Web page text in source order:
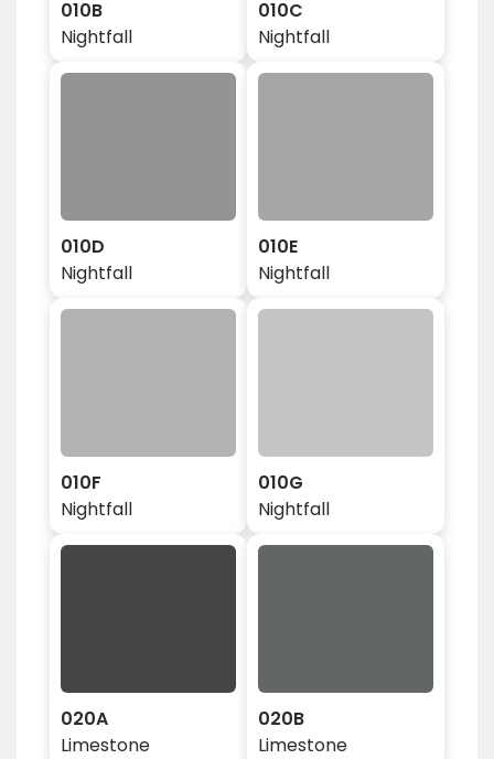
010B
Nightfall
010C
Nightfall
010D
Nightfall
010E
Nightfall
010F
Nightfall
010G
Nightfall
020A
Limestone
020B
Limestone